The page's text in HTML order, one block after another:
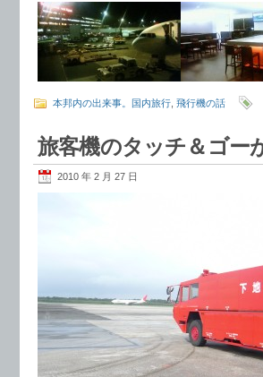
本邦内の出来事。国内旅行 飛行機の話
旅客機のタッチ＆ゴー
2010 年 2 月 27 日